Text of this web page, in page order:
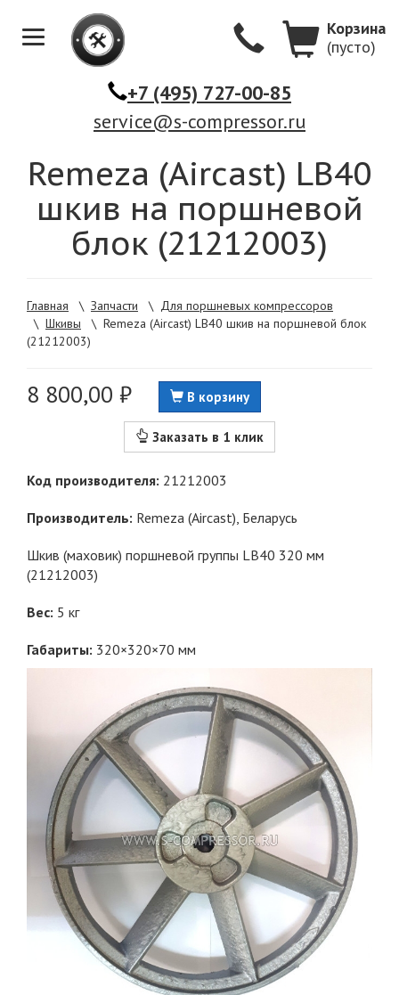
Меню
Корзина
(пусто)
+7 (495) 727-00-85
service@s-compressor.ru
Remeza (Aircast) LB40
шкив на поршневой
блок (21212003)
Главная \ Запчасти \ Для поршневых компрессоров
\ Шкивы \ Remeza (Aircast) LB40 шкив на поршневой блок
(21212003)
8 800,00 ₽ В корзину
Заказать в 1 клик
Код производителя: 21212003
Производитель: Remeza (Aircast), Беларусь
Шкив (маховик) поршневой группы LB40 320 мм
(21212003)
Вес: 5 кг
Габариты: 320×320×70 мм